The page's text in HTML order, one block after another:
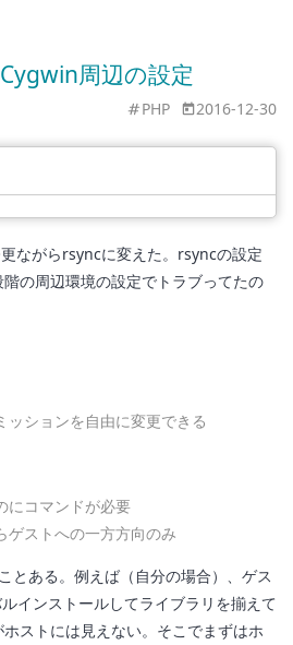
周辺の設定
PHP 2016-12-30
ながらrsyncに変えた。rsyncの設定
の周辺環境の設定でトラブってたの
ッションを自由に変更できる
にコマンドが必要
ゲストへの一方方向のみ
とある。例えば（自分の場合）、ゲス
インストールしてライブラリを揃えて
ストには見えない。そこでまずはホ